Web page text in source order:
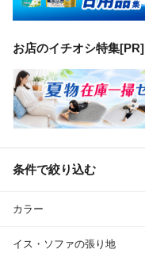
お店のイチオシ特集[PR]
条件で絞り込む
カラー
イス・ソファの張り地